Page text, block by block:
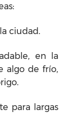
ciudad.
en la
algo de frío,
para largas